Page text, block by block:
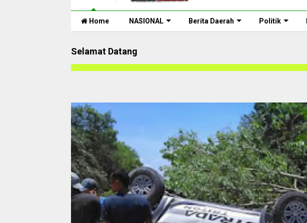
Home NASIONAL Berita Daerah Politik
Selamat Datang